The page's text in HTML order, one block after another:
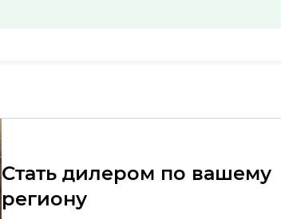
Стать дилером по вашему
региону